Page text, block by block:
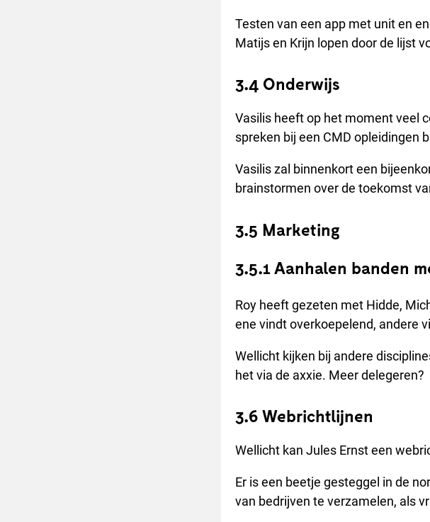
Testen van een app met unit en
Matijs en Krijn lopen door de lijst
3.4 Onderwijs
Vasilis heeft op het moment veel
spreken bij een CMD opleidingen
Vasilis zal binnenkort een
brainstormen over de toekomst
3.5 Marketing
3.5.1 Aanhalen banden
Roy heeft gezeten met Hidde,
ene vindt overkoepelend, andere
Wellicht kijken bij andere
het via de axxie. Meer delegeren?
3.6 Webrichtlijnen
Wellicht kan Jules Ernst een
Er is een beetje gesteggel in de
van bedrijven te verzamelen, als